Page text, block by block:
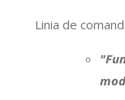
Linia de